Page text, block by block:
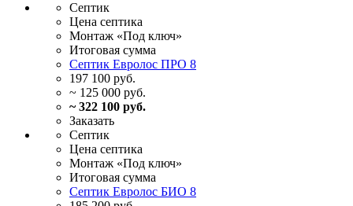
Септик
Цена септика
Монтаж «Под ключ»
Итоговая сумма
Септик Евролос ПРО 8
197 100 руб.
~ 125 000 руб.
~ 322 100 руб.
Заказать
Септик
Цена септика
Монтаж «Под ключ»
Итоговая сумма
Септик Евролос БИО 8